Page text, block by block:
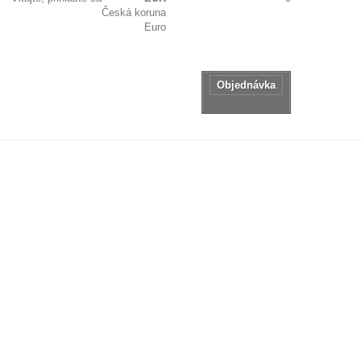
Objednávka
Česká koruna
Euro